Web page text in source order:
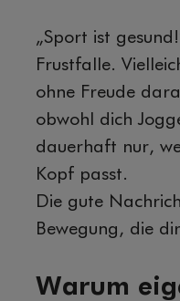
„Sport ist
Frustfalle.
ohne Freude
obwohl dich
dauerhaft nur,
Kopf passt.
Die gute
Bewegung, die
Warum